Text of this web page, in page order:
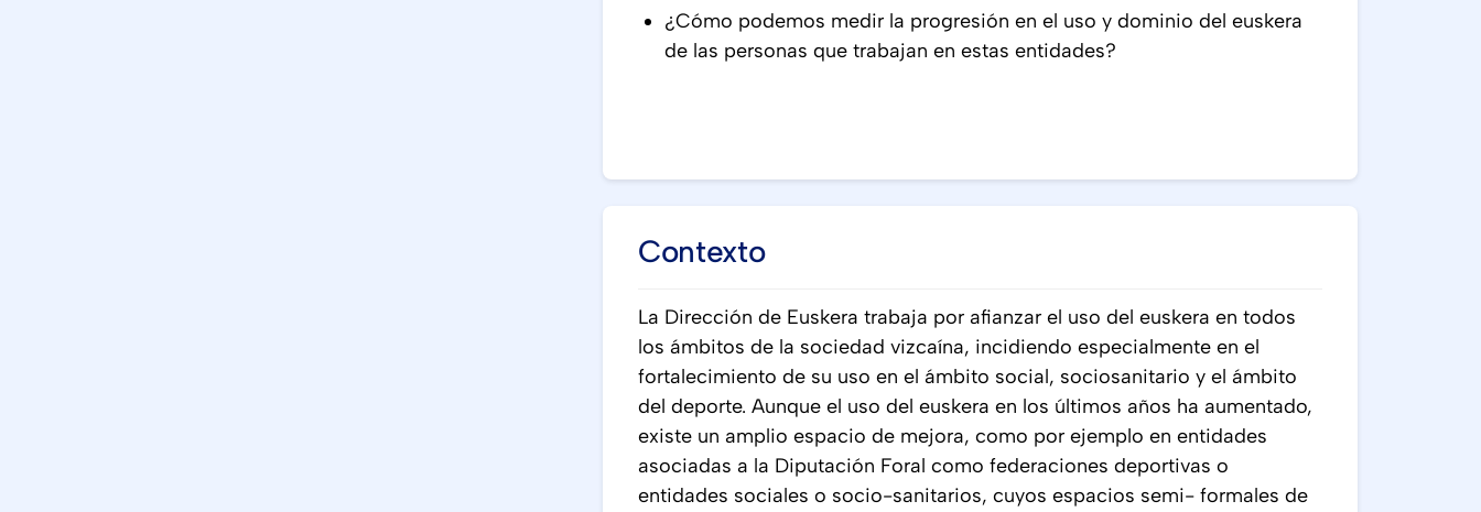
¿Cómo podemos medir la progresión en el uso y dominio del euskera
de las personas que trabajan en estas entidades?
Contexto
La Dirección de Euskera trabaja por afianzar el uso del euskera en todos
los ámbitos de la sociedad vizcaína, incidiendo especialmente en el
fortalecimiento de su uso en el ámbito social, sociosanitario y el ámbito
del deporte. Aunque el uso del euskera en los últimos años ha aumentado,
existe un amplio espacio de mejora, como por ejemplo en entidades
asociadas a la Diputación Foral como federaciones deportivas o
entidades sociales o socio-sanitarios, cuyos espacios semi- formales de